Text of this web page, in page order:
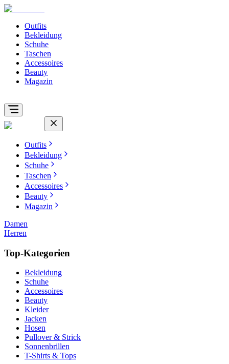
Outfits
Bekleidung
Schuhe
Taschen
Accessoires
Beauty
Magazin
Outfits
Bekleidung
Schuhe
Taschen
Accessoires
Beauty
Magazin
Damen
Herren
Top-Kategorien
Bekleidung
Schuhe
Accessoires
Beauty
Kleider
Jacken
Hosen
Pullover & Strick
Sonnenbrillen
T-Shirts & Tops